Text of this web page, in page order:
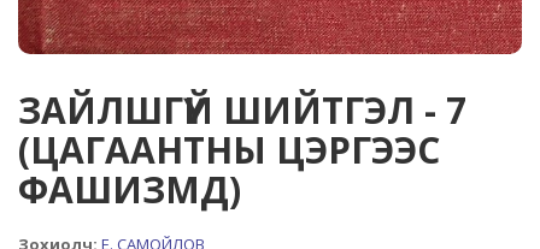
ЗАЙЛШГҮЙ ШИЙТГЭЛ - 7
(ЦАГААНТНЫ ЦЭРГЭЭС
ФАШИЗМД)
Зохиолч: Е. САМОЙЛОВ